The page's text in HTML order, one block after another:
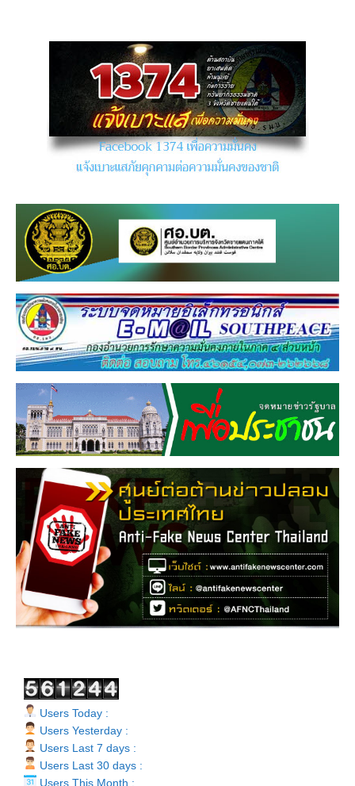
Users Today :
Users Yesterday :
Users Last 7 days :
Users Last 30 days :
Users This Month :